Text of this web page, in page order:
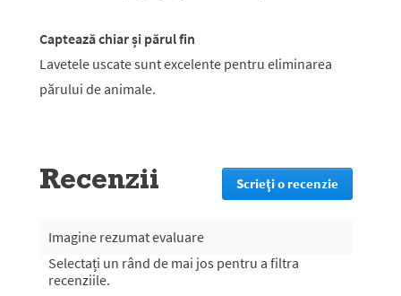
Captează chiar și părul fin
Lavetele uscate sunt excelente pentru eliminarea
părului de animale.
Recenzii Scrieţi o recenzie
Prin
Imagine rezumat evaluare
Selectați un rând de mai jos pentru a filtra
recenziile.